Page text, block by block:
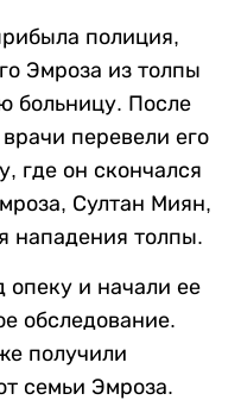
полиция,
Эмроза из толпы
больницу. После
перевели его
где он скончался
Султан Миян,
нападения толпы.
опеку и начали ее
обследование.
получили
семьи Эмроза.